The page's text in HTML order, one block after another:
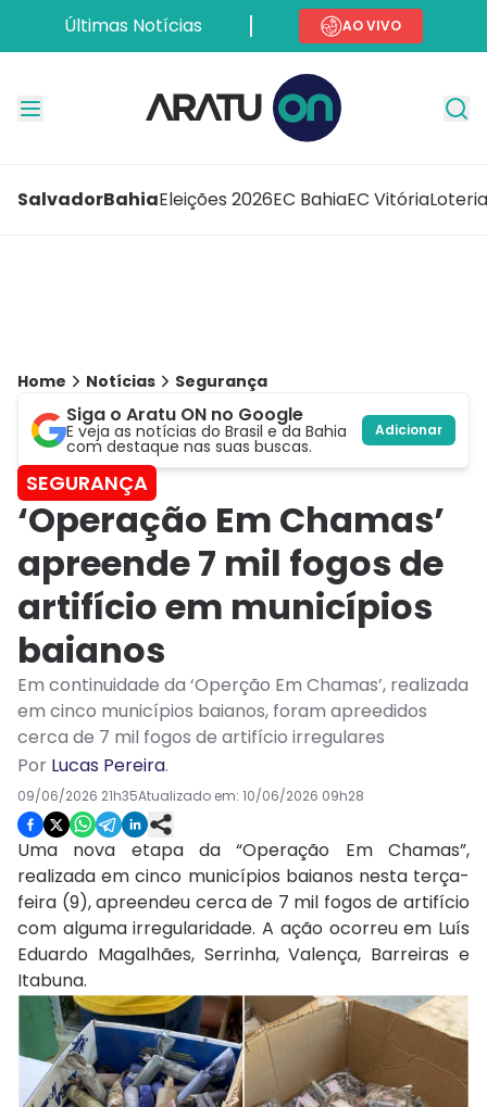
Últimas Notícias AO VIVO
SalvadorBahiaEleições 2026EC BahiaEC Vitória
Home Notícias Segurança
Siga o Aratu ON no Google
E veja as notícias do Brasil e da Bahia
com destaque nas suas buscas.
Adicionar
SEGURANÇA
‘Operação Em Chamas’
apreende 7 mil fogos de
artifício em municípios
baianos
Em continuidade da ‘Operção Em Chamas’, realizada
em cinco municípios baianos, foram apreedidos
cerca de 7 mil fogos de artifício irregulares
Por Lucas Pereira.
09/06/2026 21h35Atualizado em: 10/06/2026 09h28
Uma nova etapa da “Operação Em Chamas”,
realizada em cinco municípios baianos nesta terça-
feira (9), apreendeu cerca de 7 mil fogos de artifício
com alguma irregularidade. A ação ocorreu em Luís
Eduardo Magalhães, Serrinha, Valença, Barreiras e
Itabuna.